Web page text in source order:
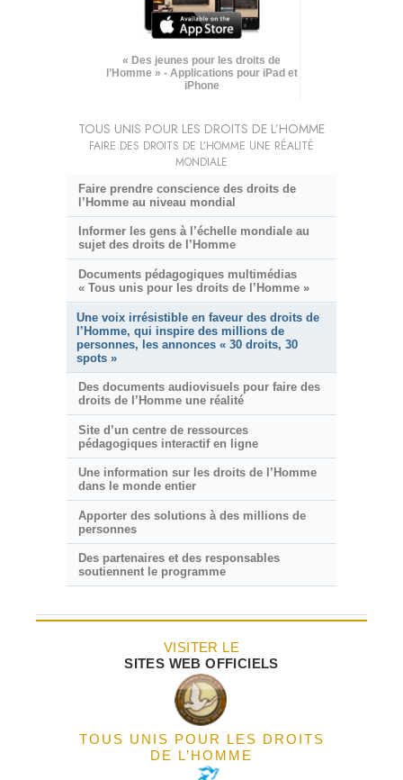
« Des jeunes pour les droits de
l’Homme » - Applications pour iPad et
iPhone
TOUS UNIS POUR LES DROITS DE L’HOMME
FAIRE DES DROITS DE L’HOMME UNE RÉALITÉ
MONDIALE
Faire prendre conscience des droits de
l’Homme au niveau mondial
Informer les gens à l’échelle mondiale au
sujet des droits de l’Homme
Documents pédagogiques multimédias
« Tous unis pour les droits de l’Homme »
Une voix irrésistible en faveur des droits de
l’Homme, qui inspire des millions de
personnes, les annonces « 30 droits, 30
spots »
Des documents audiovisuels pour faire des
droits de l’Homme une réalité
Site d’un centre de ressources
pédagogiques interactif en ligne
Une information sur les droits de l’Homme
dans le monde entier
Apporter des solutions à des millions de
personnes
Des partenaires et des responsables
soutiennent le programme
VISITER LE
SITES WEB OFFICIELS
TOUS UNIS POUR LES DROITS
DE L’HOMME